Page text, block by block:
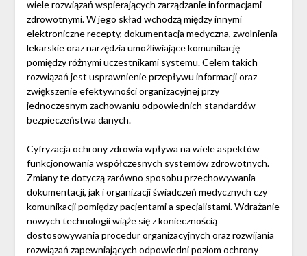
wiele rozwiązań wspierających zarządzanie informacjami
zdrowotnymi. W jego skład wchodzą między innymi
elektroniczne recepty, dokumentacja medyczna, zwolnienia
lekarskie oraz narzędzia umożliwiające komunikację
pomiędzy różnymi uczestnikami systemu. Celem takich
rozwiązań jest usprawnienie przepływu informacji oraz
zwiększenie efektywności organizacyjnej przy
jednoczesnym zachowaniu odpowiednich standardów
bezpieczeństwa danych.
Cyfryzacja ochrony zdrowia wpływa na wiele aspektów
funkcjonowania współczesnych systemów zdrowotnych.
Zmiany te dotyczą zarówno sposobu przechowywania
dokumentacji, jak i organizacji świadczeń medycznych czy
komunikacji pomiędzy pacjentami a specjalistami. Wdrażanie
nowych technologii wiąże się z koniecznością
dostosowywania procedur organizacyjnych oraz rozwijania
rozwiązań zapewniających odpowiedni poziom ochrony